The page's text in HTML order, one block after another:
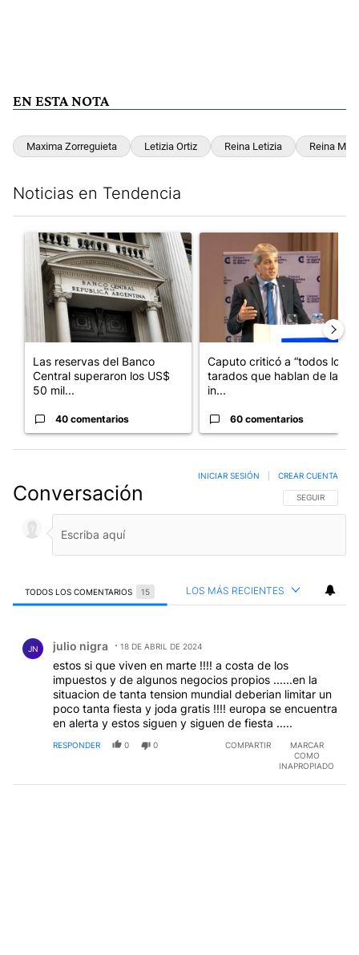
EN ESTA NOTA
Maxima Zorreguieta Letizia Ortiz Reina Letizia Reina
Noticias en Tendencia
Un artículo de tendencia con el título "Las reservas del Banco
Las reservas del Banco
Central superaron los US$
50 mil...
40 comentarios
Caputo criticó a “todos los
tarados que hablan de la
in...
60 comentarios
Conversación SIGA ESTA
SEGUIR
INICIAR SESIÓN CREAR CUENTA
TODOS LOS COMENTARIOS 15 LOS MÁS RECIENTES
JN julio nigra 18 DE ABRIL DE 2024
estos si que viven en marte !!!! a costa de los
impuestos y de algunos negocios propios ......en la
situacion de tanta tension mundial deberian limitar un
poco tanta fiesta y joda gratis !!!! europa se encuentra
en alerta y estos siguen y siguen de fiesta .....
RESPONDER 0 0 COMPARTIR
MARCAR
COMO
INAPROPIADO